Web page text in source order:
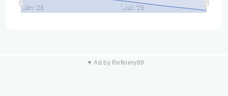
Jan '23 Juil '23
▼ Ad by Refinery89